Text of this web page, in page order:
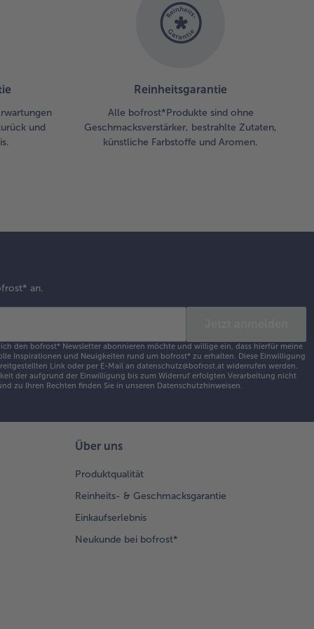
und
Reinheitsgarantie
Alle bofrost*Produkte sind ohne
Geschmacksverstärker, bestrahlte Zutaten,
künstliche Farbstoffe und Aromen.
an.
den bofrost* Newsletter abonnieren möchte und willige ein, dass hierfür meine
Inspirationen und Neuigkeiten rund um bofrost* zu erhalten. Diese Einwilligung
Link oder per E-Mail an datenschutz@bofrost.at widerrufen werden.
der aufgrund der Einwilligung bis zum Widerruf erfolgten Verarbeitung nicht
zu Ihren Rechten finden Sie in unseren Datenschutzhinweisen.
Über uns
Produktqualität
Reinheits- & Geschmacksgarantie
Einkaufserlebnis
Neukunde bei bofrost*